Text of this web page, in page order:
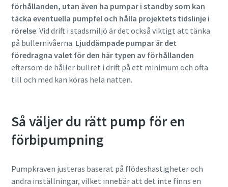
förhållanden, utan även ha pumpar i standby som kan
täcka eventuella pumpfel och hålla projektets tidslinje i
rörelse. Vid drift i stadsmiljö är det också viktigt att tänka
på bullernivåerna. Ljuddämpade pumpar är det
föredragna valet för den här typen av förhållanden
eftersom de håller bullret i drift på ett minimum och ofta
till och med kan köras hela natten.
Så väljer du rätt pump för en
förbipumpning
Pumpkraven justeras baserat på flödeshastigheter och
andra inställningar, vilket innebär att det inte finns en